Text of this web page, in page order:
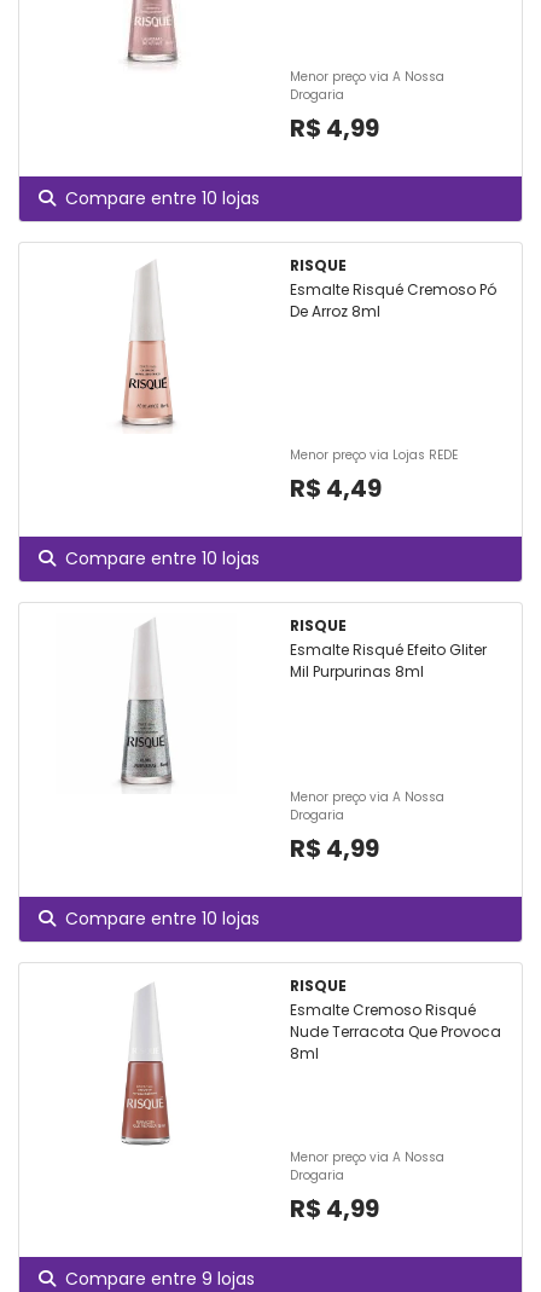
Menor preço via A Nossa
Drogaria
R$ 4,99
Compare entre 10 lojas
RISQUE
Esmalte Risqué Cremoso Pó
De Arroz 8ml
Menor preço via Lojas REDE
R$ 4,49
Compare entre 10 lojas
RISQUE
Esmalte Risqué Efeito Gliter
Mil Purpurinas 8ml
Menor preço via A Nossa
Drogaria
R$ 4,99
Compare entre 10 lojas
RISQUE
Esmalte Cremoso Risqué
Nude Terracota Que Provoca
8ml
Menor preço via A Nossa
Drogaria
R$ 4,99
Compare entre 9 lojas